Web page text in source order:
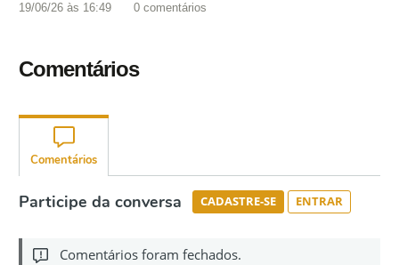
19/06/26 às 16:49 0 comentários
Comentários